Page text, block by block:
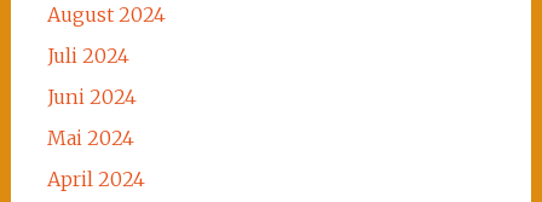
August 2024
Juli 2024
Juni 2024
Mai 2024
April 2024